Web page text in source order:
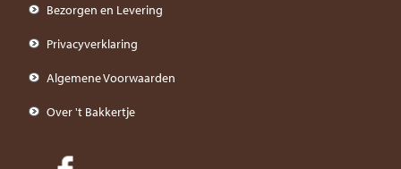
Bezorgen en Levering
Privacyverklaring
Algemene Voorwaarden
Over 't Bakkertje